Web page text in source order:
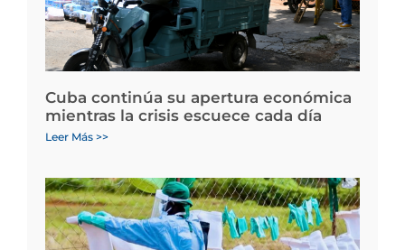
Cuba continúa su apertura económica
mientras la crisis escuece cada día
Leer Más >>